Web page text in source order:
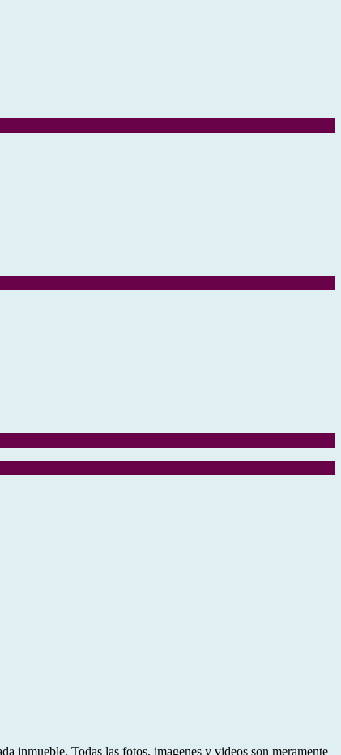
inmueble. Todas las fotos, imagenes y videos son meramente